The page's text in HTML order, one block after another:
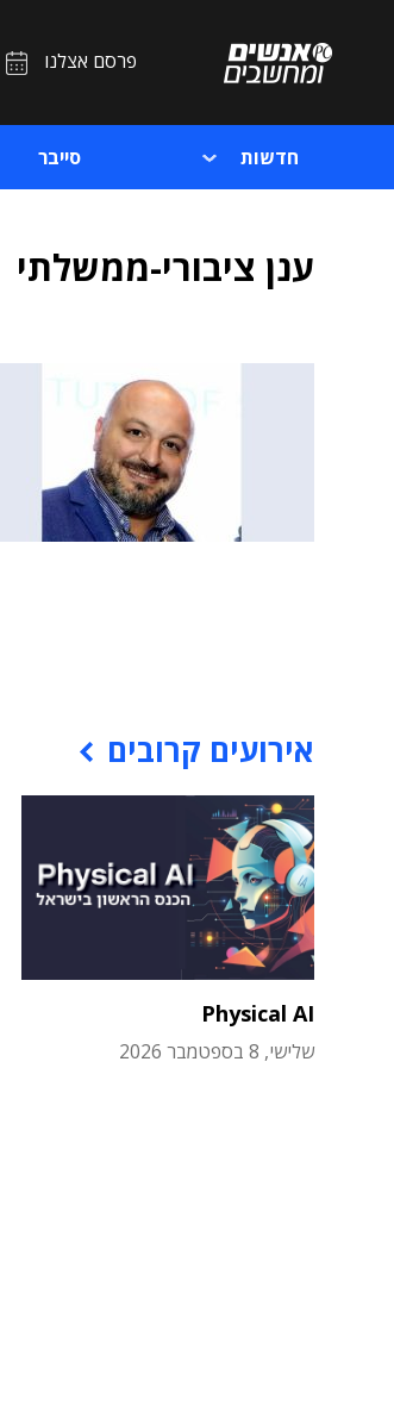
פרסם אצלנו
חדשות סייבר
ענן ציבורי-ממשלתי
אירועים קרובים
Physical AI
שלישי, 8 בספטמבר 2026